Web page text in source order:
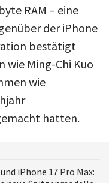
RAM – eine
der iPhone
bestätigt
wie Ming-Chi Kuo
wie
hatten.
iPhone 17 Pro Max: